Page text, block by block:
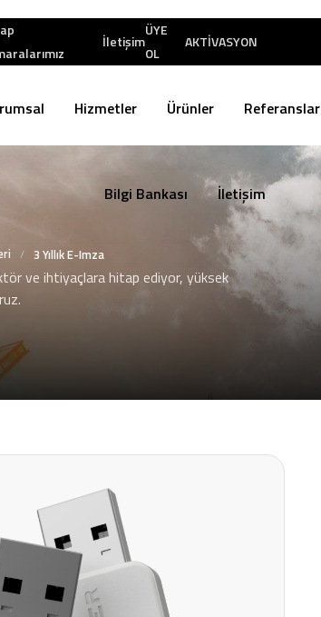
İletişim
ÜYE
OL
AKTİVASYON
Hizmetler Ürünler Referanslar
Bilgi Bankası İletişim
ve ihtiyaçlara hitap ediyor, yüksek
/ 3 Yıllık E-Imza